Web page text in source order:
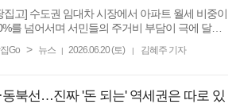
집고] 수도권 임대차 시장에서 아파트 월세 비중이
를 넘어서며 서민들의 주거비 부담이 극에 달하
라와 오피스텔 등 비(非) 아파트 공급을 늘려야 한
Go > 뉴스 | 2026.06.20 (토) | 김혜주 기자
동북선…진짜 '돈 되는' 역세권은 따로 있